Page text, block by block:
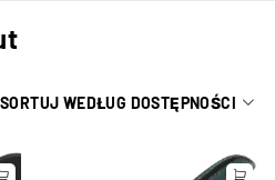
SORTUJ WEDŁUG DOSTĘPNOŚCI